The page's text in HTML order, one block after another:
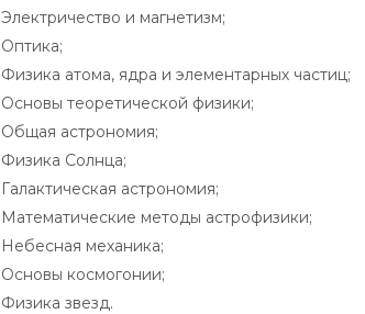
Электричество и магнетизм;
Оптика;
Физика атома, ядра и элементарных частиц;
Основы теоретической физики;
Общая астрономия;
Физика Солнца;
Галактическая астрономия;
Математические методы астрофизики;
Небесная механика;
Основы космогонии;
Физика звезд.